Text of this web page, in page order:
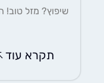
שיפוץ? מזל טוב! הבית
תקרא עוד